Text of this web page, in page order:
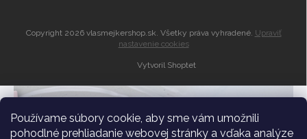
Používame súbory cookie, aby sme vám umožnili
pohodlné prehliadanie webovej stránky a vďaka analýze
Vytvoril Shoptet
Copyright 2026 vlasmejkershop.sk. Všetky práva vyhradené. Upraviť
nastavenie cookies
Zľava 10% dokošíka